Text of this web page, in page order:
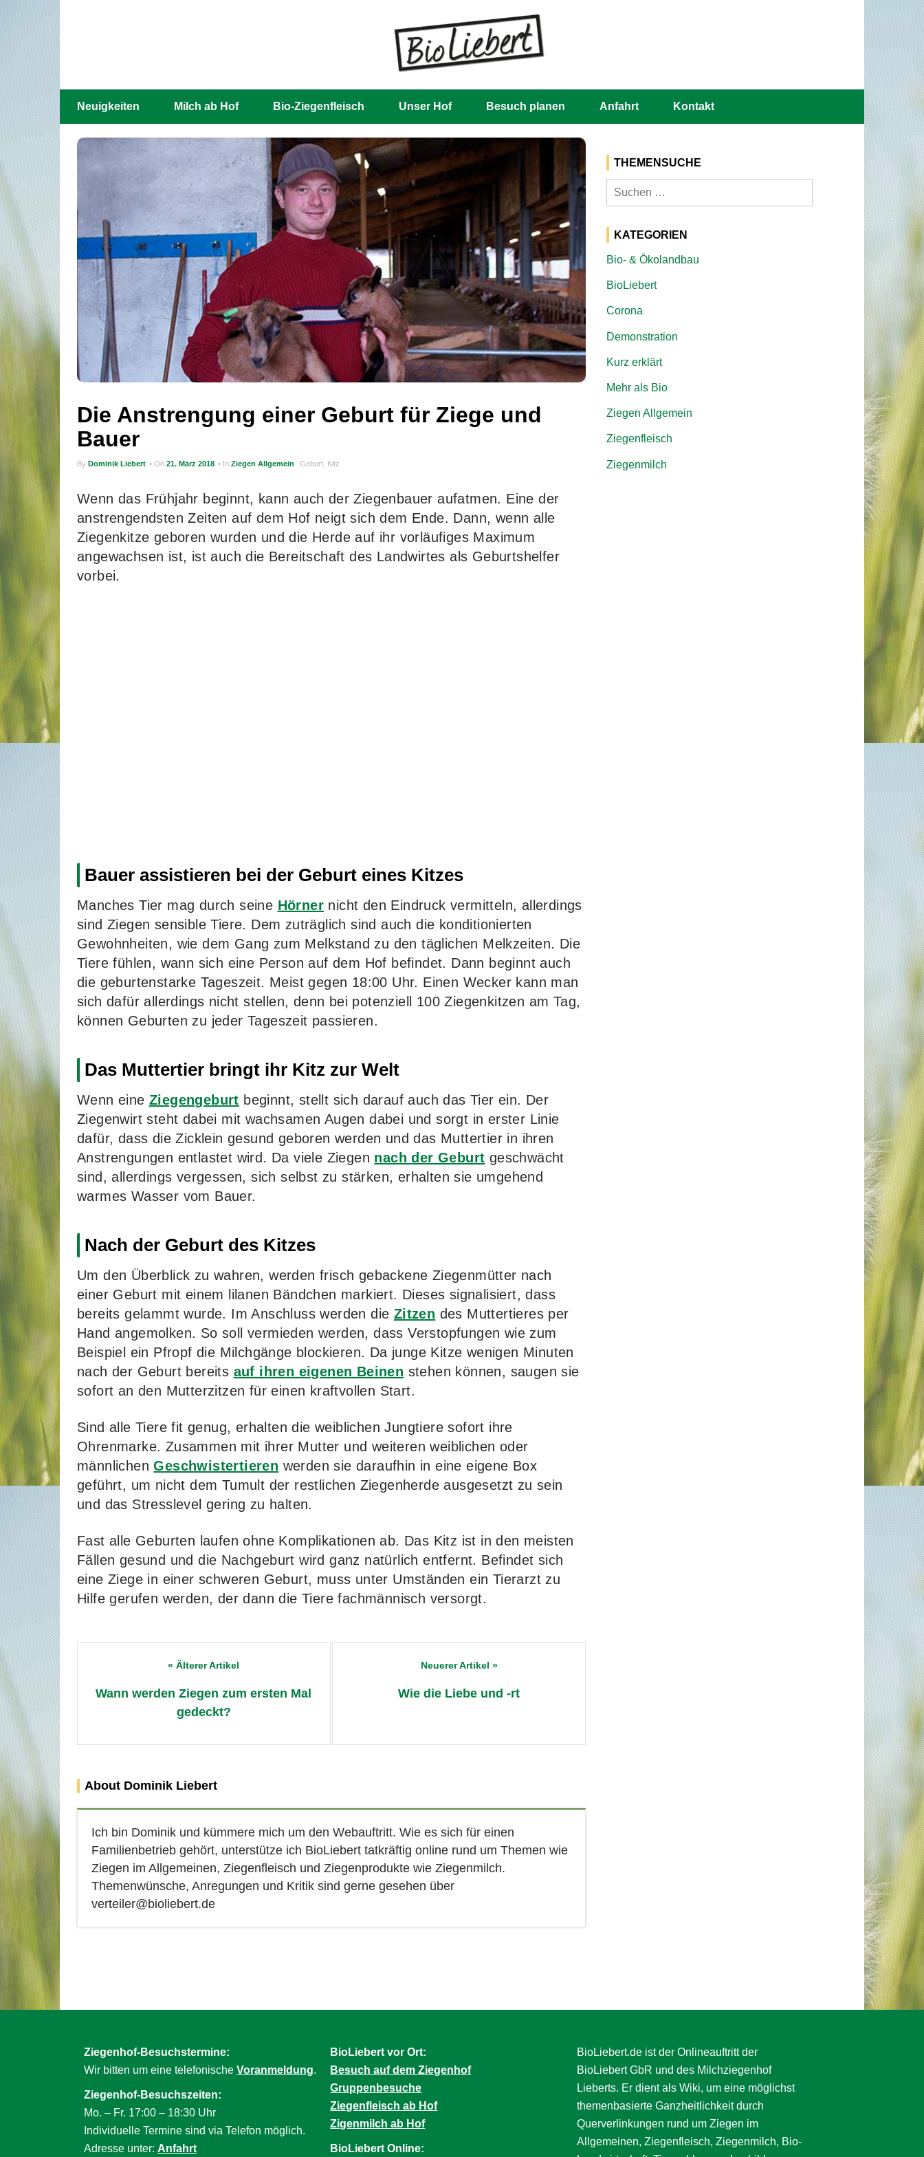
to
content
Neuigkeiten Milch ab Hof Bio-Ziegenfleisch Unser Hof Besuch planen Anfahrt Kontakt
Die Anstrengung einer Geburt für Ziege und
Bauer
By Dominik Liebert • On 21. März 2018 • In Ziegen Allgemein Geburt Kitz
Wenn das Frühjahr beginnt, kann auch der Ziegenbauer aufatmen. Eine der
anstrengendsten Zeiten auf dem Hof neigt sich dem Ende. Dann, wenn alle
Ziegenkitze geboren wurden und die Herde auf ihr vorläufiges Maximum
angewachsen ist, ist auch die Bereitschaft des Landwirtes als Geburtshelfer
vorbei.
Bauer assistieren bei der Geburt eines Kitzes
Manches Tier mag durch seine Hörner nicht den Eindruck vermitteln, allerdings
sind Ziegen sensible Tiere. Dem zuträglich sind auch die konditionierten
Gewohnheiten, wie dem Gang zum Melkstand zu den täglichen Melkzeiten. Die
Tiere fühlen, wann sich eine Person auf dem Hof befindet. Dann beginnt auch
die geburtenstarke Tageszeit. Meist gegen 18:00 Uhr. Einen Wecker kann man
sich dafür allerdings nicht stellen, denn bei potenziell 100 Ziegenkitzen am Tag,
können Geburten zu jeder Tageszeit passieren.
Das Muttertier bringt ihr Kitz zur Welt
Wenn eine Ziegengeburt beginnt, stellt sich darauf auch das Tier ein. Der
Ziegenwirt steht dabei mit wachsamen Augen dabei und sorgt in erster Linie
dafür, dass die Zicklein gesund geboren werden und das Muttertier in ihren
Anstrengungen entlastet wird. Da viele Ziegen nach der Geburt geschwächt
sind, allerdings vergessen, sich selbst zu stärken, erhalten sie umgehend
warmes Wasser vom Bauer.
Nach der Geburt des Kitzes
Um den Überblick zu wahren, werden frisch gebackene Ziegenmütter nach
einer Geburt mit einem lilanen Bändchen markiert. Dieses signalisiert, dass
bereits gelammt wurde. Im Anschluss werden die Zitzen des Muttertieres per
Hand angemolken. So soll vermieden werden, dass Verstopfungen wie zum
Beispiel ein Pfropf die Milchgänge blockieren. Da junge Kitze wenigen Minuten
nach der Geburt bereits auf ihren eigenen Beinen stehen können, saugen sie
sofort an den Mutterzitzen für einen kraftvollen Start.
Sind alle Tiere fit genug, erhalten die weiblichen Jungtiere sofort ihre
Ohrenmarke. Zusammen mit ihrer Mutter und weiteren weiblichen oder
männlichenGeschwistertieren werden sie daraufhin in eine eigene Box
geführt, um nicht dem Tumult der restlichen Ziegenherde ausgesetzt zu sein
und das Stresslevel gering zu halten.
Fast alle Geburten laufen ohne Komplikationen ab. Das Kitz ist in den meisten
Fällen gesund und die Nachgeburt wird ganz natürlich entfernt. Befindet sich
eine Ziege in einer schweren Geburt, muss unter Umständen ein Tierarzt zu
Hilfe gerufen werden, der dann die Tiere fachmännisch versorgt.
navigation
Wann werden Ziegen zum ersten Mal
gedeckt?
Wie die Liebe und -rt
About Dominik Liebert
Ich bin Dominik und kümmere mich um den Webauftritt. Wie es sich für einen
Familienbetrieb gehört, unterstütze ich BioLiebert tatkräftig online rund um Themen wie
Ziegen im Allgemeinen, Ziegenfleisch und Ziegenprodukte wie Ziegenmilch.
Themenwünsche, Anregungen und Kritik sind gerne gesehen über
verteiler@bioliebert.de
THEMENSUCHE
Suchen
nach:
KATEGORIEN
Bio- & Ökolandbau
BioLiebert
Corona
Demonstration
Kurz erklärt
Mehr als Bio
Ziegen Allgemein
Ziegenfleisch
Ziegenmilch
Ziegenhof-Besuchstermine:
Wir bitten um eine telefonische Voranmeldung.
Ziegenhof-Besuchszeiten:
Mo. – Fr. 17:00 – 18:30 Uhr
Individuelle Termine sind via Telefon möglich.
Adresse unter: Anfahrt
BioLiebert vor Ort:
Besuch auf dem Ziegenhof
Gruppenbesuche
Ziegenfleisch ab Hof
Zigenmilch ab Hof
BioLiebert Online:
BioLiebert.de ist der Onlineauftritt der
BioLiebert GbR und des Milchziegenhof
Lieberts. Er dient als Wiki, um eine möglichst
themenbasierte Ganzheitlichkeit durch
Querverlinkungen rund um Ziegen im
Allgemeinen, Ziegenfleisch, Ziegenmilch, Bio-